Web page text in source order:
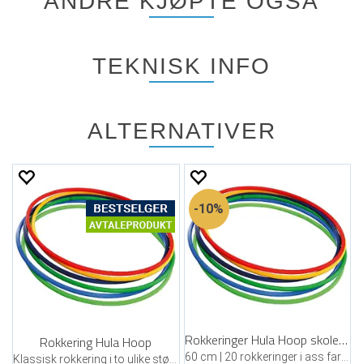
TEKNISK INFO
ALTERNATIVER
Rokkering Hula Hoop
10%
Rokkeringer Hula Hoop skolepakke
60 cm | 20 rokkeringer i ass farger